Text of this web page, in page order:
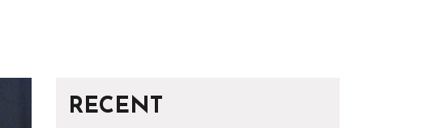
RECENT